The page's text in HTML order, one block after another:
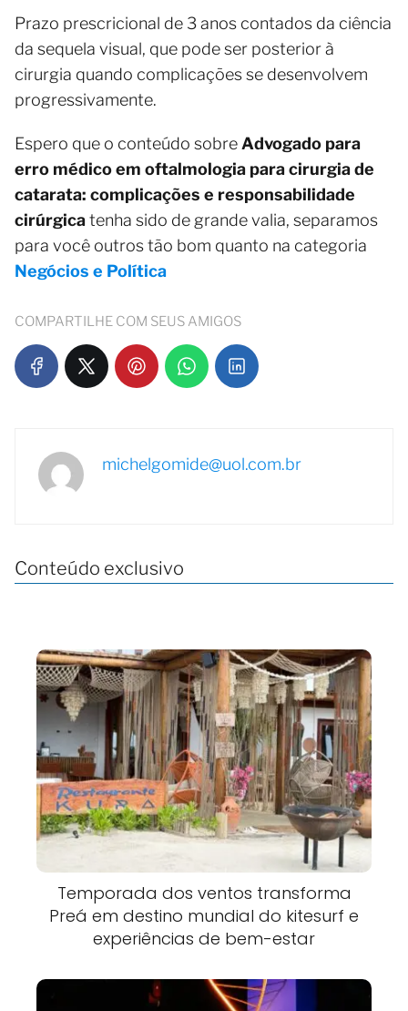
Prazo prescricional de 3 anos contados da ciência
da sequela visual, que pode ser posterior à
cirurgia quando complicações se desenvolvem
progressivamente.
Espero que o conteúdo sobre Advogado para
erro médico em oftalmologia para cirurgia de
catarata: complicações e responsabilidade
cirúrgicatenha sido de grande valia, separamos
para você outros tão bom quanto na categoria
Negócios e Política
COMPARTILHE COM SEUS AMIGOS
michelgomide@uol.com.br
Conteúdo exclusivo
Temporada dos ventos transforma
Preá em destino mundial do kitesurf e
experiências de bem-estar